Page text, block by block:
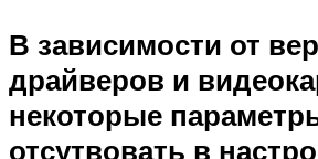
В зависимости от
драйверов и
некоторые
отсутвовать в